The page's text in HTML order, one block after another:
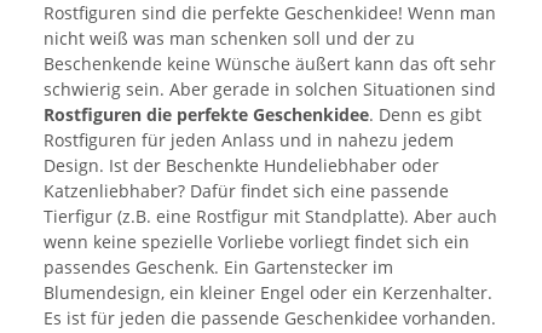
Rostfiguren sind die perfekte Geschenkidee! Wenn man
nicht weiß was man schenken soll und der zu
Beschenkende keine Wünsche äußert kann das oft sehr
schwierig sein. Aber gerade in solchen Situationen sind
Rostfiguren die perfekte Geschenkidee. Denn es gibt
Rostfiguren für jeden Anlass und in nahezu jedem
Design. Ist der Beschenkte Hundeliebhaber oder
Katzenliebhaber? Dafür findet sich eine passende
Tierfigur (z.B. eine Rostfigur mit Standplatte). Aber auch
wenn keine spezielle Vorliebe vorliegt findet sich ein
passendes Geschenk. Ein Gartenstecker im
Blumendesign, ein kleiner Engel oder ein Kerzenhalter.
Es ist für jeden die passende Geschenkidee vorhanden.